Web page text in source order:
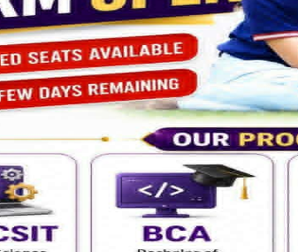
न्यौपानेले धन्यवाद ज्ञापन गरेको
गरेका थिए ।
थप शीर्षक